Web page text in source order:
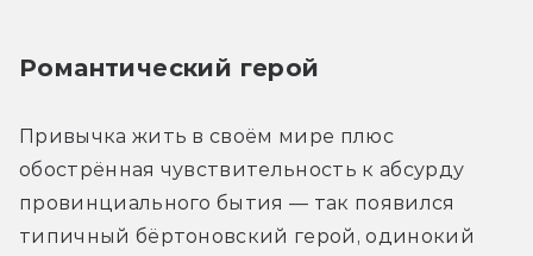
Романтический герой
Привычка жить в своём мире плюс
обострённая чувствительность к абсурду
провинциального бытия — так появился
типичный бёртоновский герой, одинокий